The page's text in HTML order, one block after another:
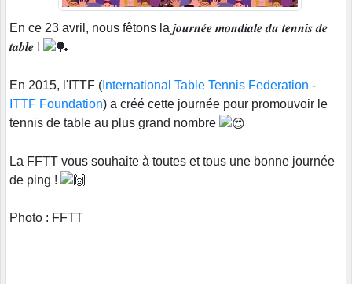
En ce 23 avril, nous fêtons la 𝒋𝒐𝒖𝒓𝒏𝒆́𝒆 𝒎𝒐𝒏𝒅𝒊𝒂𝒍𝒆 𝒅𝒖 𝒕𝒆𝒏𝒏𝒊𝒔 𝒅𝒆
𝒕𝒂𝒃𝒍𝒆 !
En 2015, l'ITTF ( International Table Tennis Federation -
ITTF Foundation) a créé cette journée pour promouvoir le
tennis de table au plus grand nombre
La FFTT vous souhaite à toutes et tous une bonne journée
de ping !
Photo : FFTT